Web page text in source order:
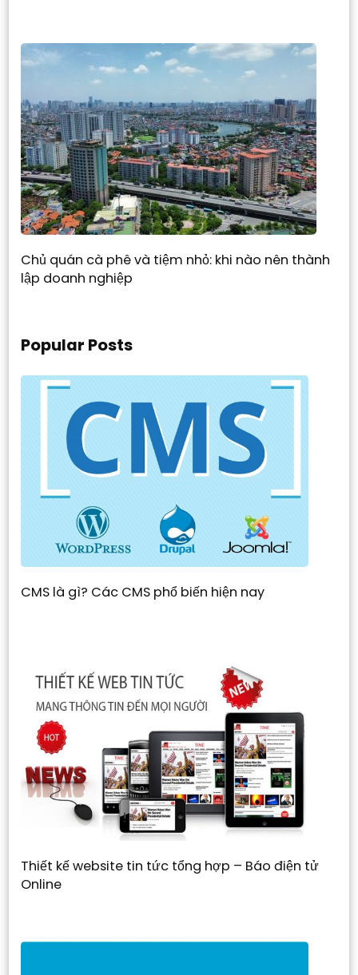
Chủ quán cà phê và tiệm nhỏ: khi nào nên thành
lập doanh nghiệp
Popular Posts
CMS là gì? Các CMS phổ biến hiện nay
Thiết kế website tin tức tổng hợp – Báo điện tử
Online